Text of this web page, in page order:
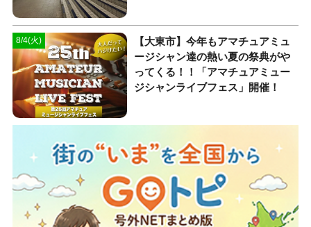
8/4(火)
【大東市】今年もアマチュアミュ
ージシャン達の熱い夏の祭典がや
ってくる！！「アマチュアミュー
ジシャンライブフェス」開催！